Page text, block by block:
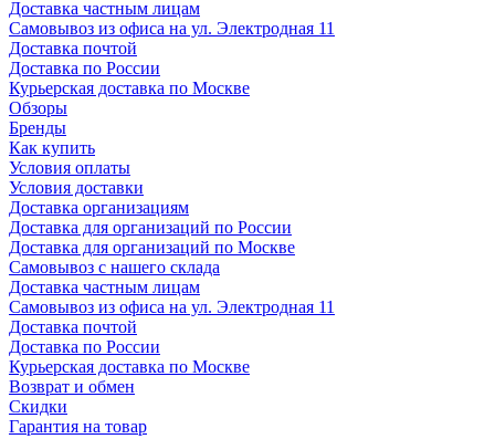
Доставка частным лицам
Самовывоз из офиса на ул. Электродная 11
Доставка почтой
Доставка по России
Курьерская доставка по Москве
Обзоры
Бренды
Как купить
Условия оплаты
Условия доставки
Доставка организациям
Доставка для организаций по России
Доставка для организаций по Москве
Самовывоз с нашего склада
Доставка частным лицам
Самовывоз из офиса на ул. Электродная 11
Доставка почтой
Доставка по России
Курьерская доставка по Москве
Возврат и обмен
Скидки
Гарантия на товар